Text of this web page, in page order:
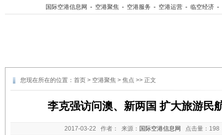
国际空港信息网 - 空港聚焦 - 空港服务 - 空港运营 - 临空经济 -
您现在所在的位置： 首页 > 空港聚焦 > 焦点 >> 正文
李克强访问澳、新两国 扩大旅游民
2017-03-22 作者： 来源： 国际空港信息网 点击量：